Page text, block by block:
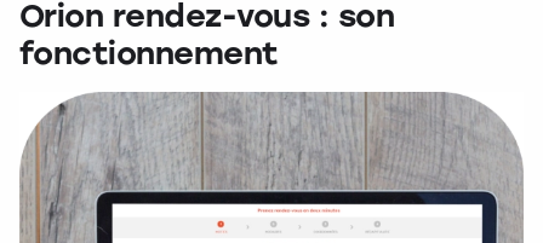
Orion rendez-vous : son
fonctionnement